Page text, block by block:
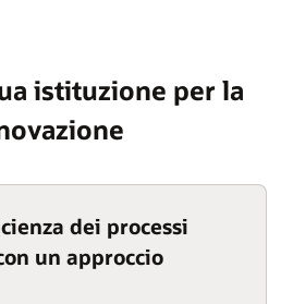
istituzione per la
dei processi
un approccio